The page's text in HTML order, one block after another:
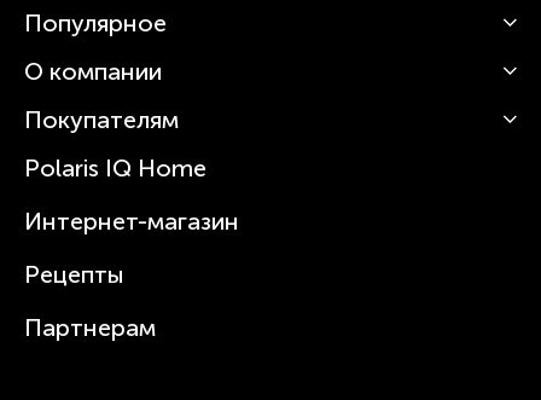
Популярное
Кофемашины
Вертикальные пылесосы
Зубные щетки и ирригаторы
Увлажнители
Посуда
О компании
О Polaris
Статьи
Покупателям
Сервисные центры
Где купить
Polaris IQ Home
Интернет-магазин
Рецепты
Партнерам